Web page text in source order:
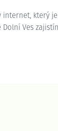
internet, který
Dolní Ves